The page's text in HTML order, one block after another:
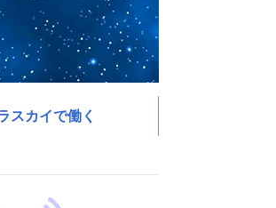
スカイで働く